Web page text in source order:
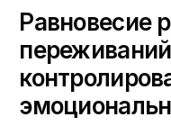
Равновесие